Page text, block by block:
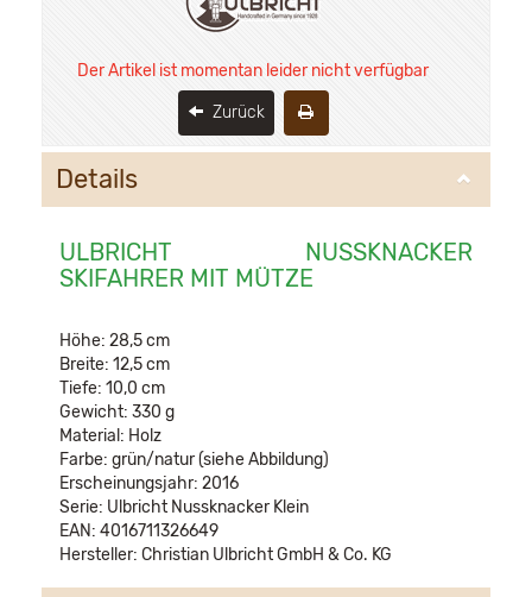
Der Artikel ist momentan leider nicht verfügbar
Zurück
Details
ULBRICHT NUSSKNACKER
SKIFAHRER MIT MÜTZE
Höhe: 28,5 cm
Breite: 12,5 cm
Tiefe: 10,0 cm
Gewicht: 330 g
Material: Holz
Farbe: grün/natur (siehe Abbildung)
Erscheinungsjahr: 2016
Serie: Ulbricht Nussknacker Klein
EAN: 4016711326649
Hersteller: Christian Ulbricht GmbH & Co. KG